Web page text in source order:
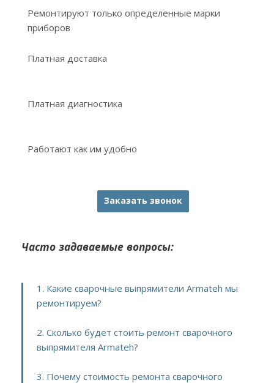
Ремонтируют только определенные марки
приборов
Платная доставка
Платная диагностика
Работают как им удобно
Заказать звонок
Часто задаваемые вопросы:
1. Какие сварочные выпрямители Armateh мы
ремонтируем?
2. Сколько будет стоить ремонт сварочного
выпрямителя Armateh?
3. Почему стоимость ремонта сварочного